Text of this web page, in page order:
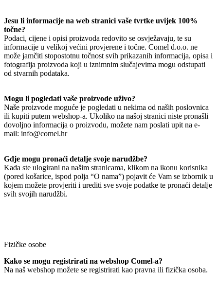
Jesu li informacije na web stranici vaše tvrtke uvijek 100%
točne?
Podaci, cijene i opisi proizvoda redovito se osvježavaju, te su
informacije u velikoj većini provjerene i točne. Comel d.o.o. ne
može jamčiti stopostotnu točnost svih prikazanih informacija, opisa i
fotografija proizvoda koji u iznimnim slučajevima mogu odstupati
od stvarnih podataka.
Mogu li pogledati vaše proizvode uživo?
Naše proizvode moguće je pogledati u nekima od naših poslovnica
ili kupiti putem webshop-a. Ukoliko na našoj stranici niste pronašli
dovoljno informacija o proizvodu, možete nam poslati upit na e-
mail: info@comel.hr
Gdje mogu pronaći detalje svoje narudžbe?
Kada ste ulogirani na našim stranicama, klikom na ikonu korisnika
(pored košarice, ispod polja “O nama”) pojavit će Vam se izbornik u
kojem možete provjeriti i urediti sve svoje podatke te pronaći detalje
svih svojih narudžbi.
Fizičke osobe
Kako se mogu registrirati na webshop Comel-a?
Na naš webshop možete se registrirati kao pravna ili fizička osoba.